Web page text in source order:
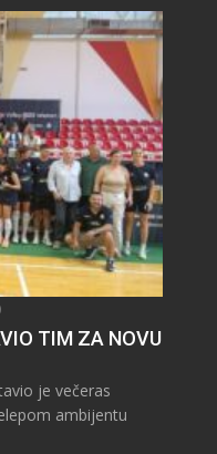
TIM ZA NOVU
je večeras
ambijentu